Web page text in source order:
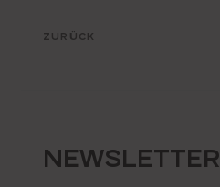
ZURÜCK
NEWSLETTER